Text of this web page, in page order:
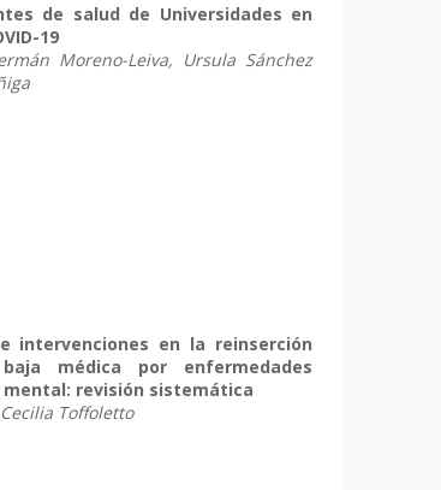
de salud de Universidades en
19
Moreno-Leiva, Ursula Sánchez
intervenciones en la reinserción
médica por enfermedades
revisión sistemática
Toffoletto